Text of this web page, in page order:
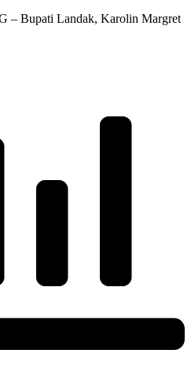
– Bupati Landak, Karolin Margret